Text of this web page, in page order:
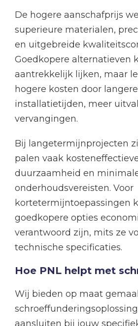
De hogere aanschafprijs
superieure materialen,
en uitgebreide
Goedkopere alternatieven
aantrekkelijk lijken, maar
hogere kosten door langere
installatietijden, meer
vervangingen.
Bij langetermijnprojecten
palen vaak
duurzaamheid en
onderhoudsvereisten. Voor
kortetermijntoepassingen
goedkopere opties
verantwoord zijn, mits ze
technische specificaties.
Hoe PNL helpt met
Wij bieden op maat
aansluiten bij jouw